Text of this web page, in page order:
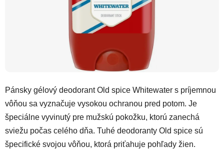
Pánsky gélový deodorant Old spice Whitewater s príjemnou
vôňou sa vyznačuje vysokou ochranou pred potom. Je
špeciálne vyvinutý pre mužskú pokožku, ktorú zanechá
sviežu počas celého dňa. Tuhé deodoranty Old spice sú
špecifické svojou vôňou, ktorá priťahuje pohľady žien.